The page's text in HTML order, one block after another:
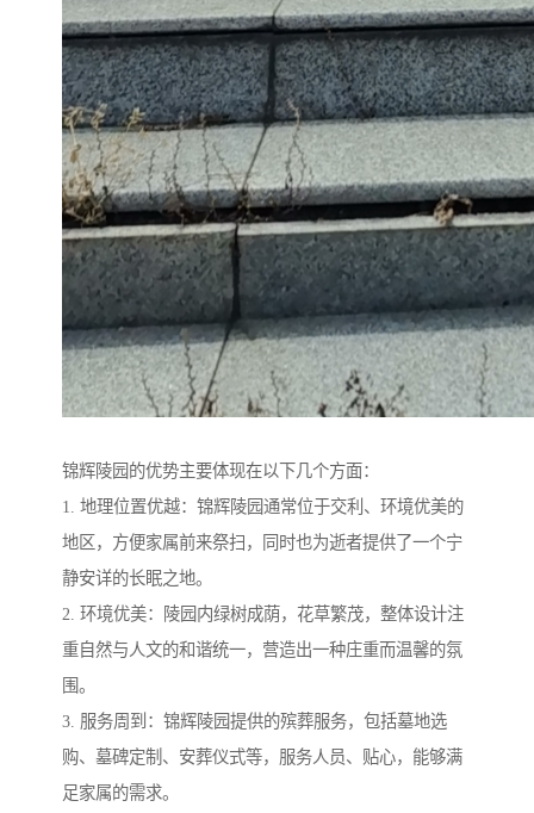
锦辉陵园的优势主要体现在以下几个方面：
1. 地理位置优越：锦辉陵园通常位于交利、环境优美的
地区，方便家属前来祭扫，同时也为逝者提供了一个宁
静安详的长眠之地。
2. 环境优美：陵园内绿树成荫，花草繁茂，整体设计注
重自然与人文的和谐统一，营造出一种庄重而温馨的氛
围。
3. 服务周到：锦辉陵园提供的殡葬服务，包括墓地选
购、墓碑定制、安葬仪式等，服务人员、贴心，能够满
足家属的需求。